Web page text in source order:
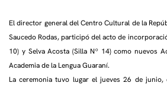
El director general del Centro Cultural de la
Saucedo Rodas, participó del acto de
10) y Selva Acosta (Silla Nº 14) como nuevos
Academia de la Lengua Guaraní.
La ceremonia tuvo lugar el jueves 26 de junio,